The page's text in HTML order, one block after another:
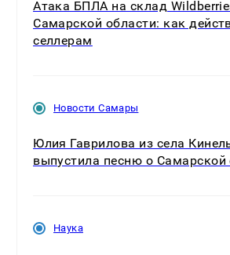
Атака БПЛА на склад
Самарской области: как
селлерам
Новости Самары
Юлия Гаврилова из села
выпустила песню о Самарской
Наука